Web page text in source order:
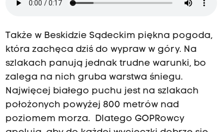
Także w Beskidzie Sądeckim piękna pogoda,
która zachęca dziś do wypraw w góry. Na
szlakach panują jednak trudne warunki, bo
zalega na nich gruba warstwa śniegu.
Najwięcej białego puchu jest na szlakach
położonych powyżej 800 metrów nad
poziomem morza. Dlatego GOPRowcy